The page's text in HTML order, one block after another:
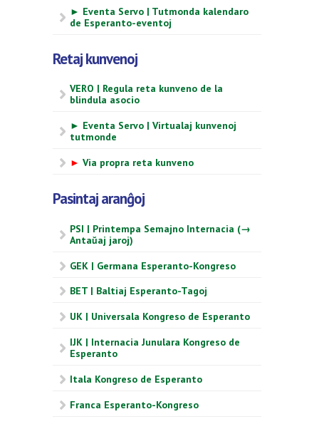
► Eventa Servo | Tutmonda kalendaro
de Esperanto-eventoj
Retaj kunvenoj
VERO | Regula reta kunveno de la
blindula asocio
► Eventa Servo | Virtualaj kunvenoj
tutmonde
► Via propra reta kunveno
Pasintaj aranĝoj
PSI | Printempa Semajno Internacia (→
Antaŭaj jaroj)
GEK | Germana Esperanto-Kongreso
BET | Baltiaj Esperanto-Tagoj
UK | Universala Kongreso de Esperanto
IJK | Internacia Junulara Kongreso de
Esperanto
Itala Kongreso de Esperanto
Franca Esperanto-Kongreso